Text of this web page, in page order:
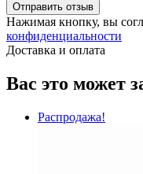
Отправить отзыв
Нажимая кнопку, вы
конфиденциальности
Доставка и оплата
Вас это может
Распродажа!